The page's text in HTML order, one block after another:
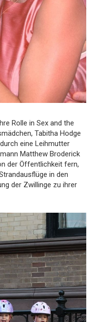
Rolle in Sex and the
Tabitha Hodge
eine Leihmutter
Matthew Broderick
der Öffentlichkeit fern,
in den
der Zwillinge zu ihrer